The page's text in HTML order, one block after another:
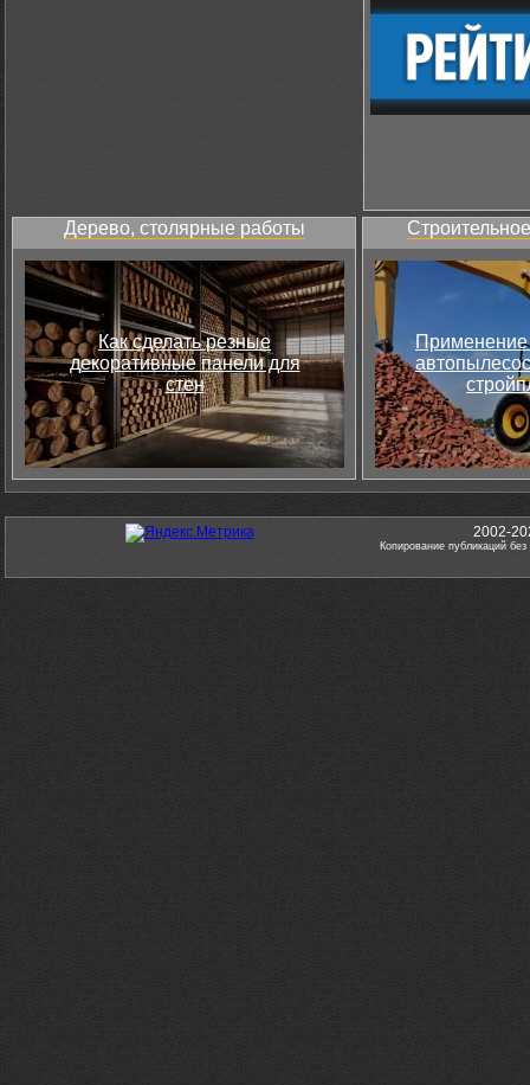
Дерево, столярные работы
Как сделать резные
декоративные панели для
стен
Применение
2002-
Копирование публикаций